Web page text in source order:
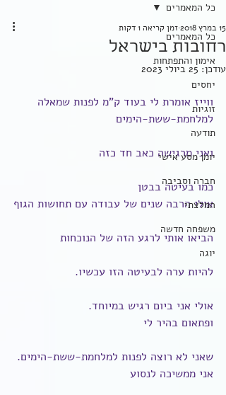
כל המאמרים
אימון והתפתחות
יחסים
זוגיות
תודעה
יומן מסע אישי
חברה וסביבה
המלצתי
משפחה חדשה
יוגה
כל המאמרים
רחובות בישראל
15 במרץ 2018 זמן קריאה 1 דקות
עודכן: 25 ביולי 2023
ווייז אומרת לי בעוד ק"מ לפנות שמאלה
למלחמת-ששת-הימים
ואני מרגישה כאב חד כזה
כמו בעיטה בבטן
אולי הרבה שנים של עבודה עם תחושות הגוף
הביאו אותי לרגע הזה של הנוכחות
להיות ערה לבעיטה הזו עכשיו.
אולי אני ביום רגיש במיוחד.
ופתאום בהיר לי
שאני לא רוצה לפנות למלחמת-ששת-הימים.
אני ממשיכה לנסוע